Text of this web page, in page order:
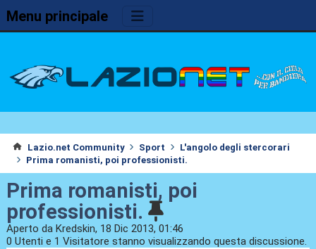
Menu principale
Lazio.net Community Sport
L'angolo degli stercorari
Prima romanisti, poi professionisti.
Prima romanisti, poi
professionisti.
Aperto da Kredskin, 18 Dic 2013, 01:46
0 Utenti e 1 Visitatore stanno visualizzando questa discussione.